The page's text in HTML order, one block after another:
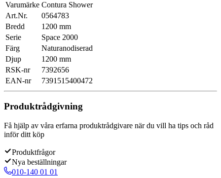
Varumärke Contura Shower
Art.Nr.
0564783
Bredd
1200 mm
Serie
Space 2000
Färg
Naturanodiserad
Djup
1200 mm
RSK-nr
7392656
EAN-nr
7391515400472
Produktrådgivning
Få hjälp av våra erfarna produktrådgivare när du vill ha tips och råd
inför ditt köp
Produktfrågor
Nya beställningar
010-140 01 01